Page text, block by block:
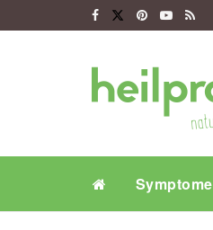
Symptome